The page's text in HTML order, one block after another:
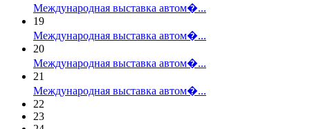
Международная выставка автом�...
19
Международная выставка автом�...
20
Международная выставка автом�...
21
Международная выставка автом�...
22
23